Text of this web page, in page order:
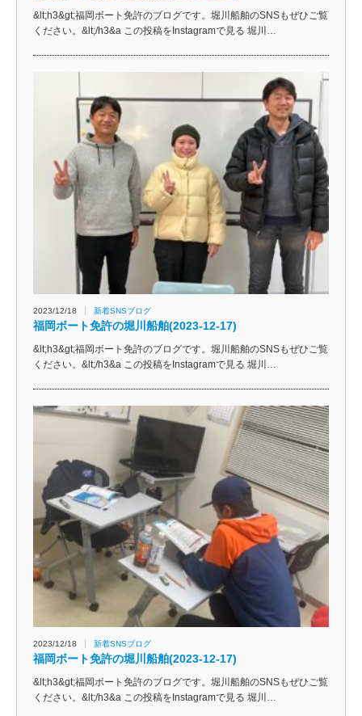
&lt;h3&gt;福岡ボート免許のブログです。堀川船舶のSNSもぜひご覧
ください。&lt;/h3&a この投稿をInstagramで見る 堀川…
2023/12/18 新着SNSブログ
福岡ボート免許の堀川船舶(2023-12-17)
&lt;h3&gt;福岡ボート免許のブログです。堀川船舶のSNSもぜひご覧
ください。&lt;/h3&a この投稿をInstagramで見る 堀川…
2023/12/18 新着SNSブログ
福岡ボート免許の堀川船舶(2023-12-17)
&lt;h3&gt;福岡ボート免許のブログです。堀川船舶のSNSもぜひご覧
ください。&lt;/h3&a この投稿をInstagramで見る 堀川…